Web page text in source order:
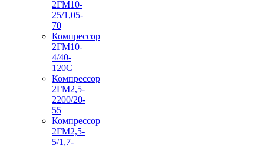
2ГМ10-
25/1,05-
70
Компрессор
2ГМ10-
4/40-
120С
Компрессор
2ГМ2,5-
2200/20-
55
Компрессор
2ГМ2,5-
5/1,7-